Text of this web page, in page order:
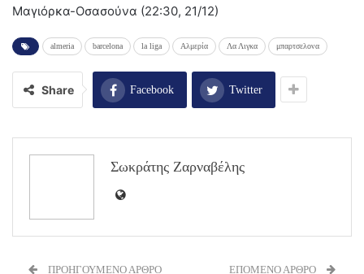
Μαγιόρκα-Οσασούνα (22:30, 21/12)
almeria barcelona la liga Αλμερία Λα Λιγκα μπαρτσελονα
Share Facebook Twitter
Σωκράτης Ζαρναβέλης
ΠΡΟΗΓΟΥΜΕΝΟ ΑΡΘΡΟ ΕΠΟΜΕΝΟ ΑΡΘΡΟ